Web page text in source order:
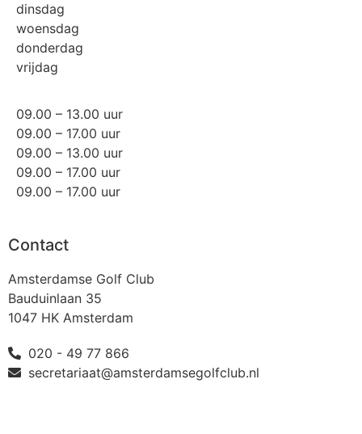
dinsdag
woensdag
donderdag
vrijdag
09.00 – 13.00 uur
09.00 – 17.00 uur
09.00 – 13.00 uur
09.00 – 17.00 uur
09.00 – 17.00 uur
Contact
Amsterdamse Golf Club
Bauduinlaan 35
1047 HK Amsterdam
020 - 49 77 866
secretariaat@amsterdamsegolfclub.nl